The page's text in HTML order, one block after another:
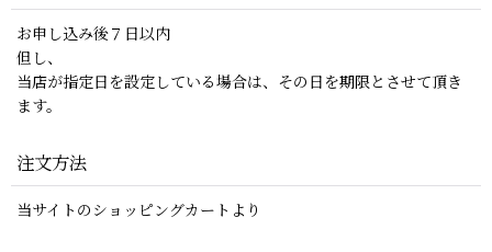
お申し込み後７日以内
但し、
当店が指定日を設定している場合は、その日を期限とさせて頂き
ます。
注文方法
当サイトのショッピングカートより